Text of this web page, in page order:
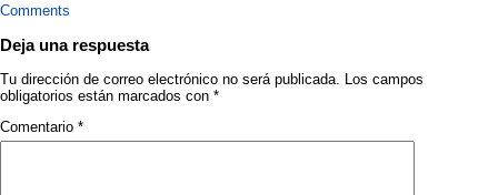
Comments
Deja una respuesta
Tu dirección de correo electrónico no será publicada. Los campos
obligatorios están marcados con *
Comentario *